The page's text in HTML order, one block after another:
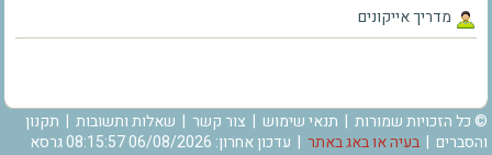
מדריך אייקונים
© כל הזכויות שמורות | תנאי שימוש | צור קשר | שאלות ותשובות | תקנון
והסברים | בעיה או באג באתר
| עדכון אחרון: 06/08/2026 08:15:57 גרסא